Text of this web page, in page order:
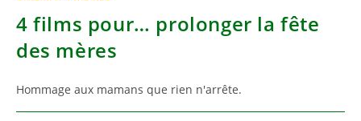
4 films pour… prolonger la fête
des mères
Hommage aux mamans que rien n'arrête.